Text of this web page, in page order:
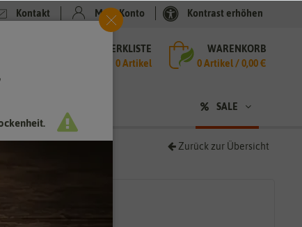
Kontakt Mein Konto Kontrast erhöhen
MERKLISTE
0 Artikel
WARENKORB
0Artikel /0,00 €
SALE
Zurück zur Übersicht